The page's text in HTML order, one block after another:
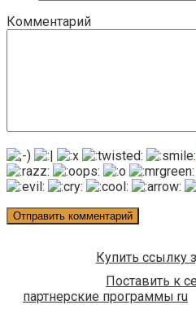
Комментарий
Купить ссылку
Поставить к
партнерские программы ru